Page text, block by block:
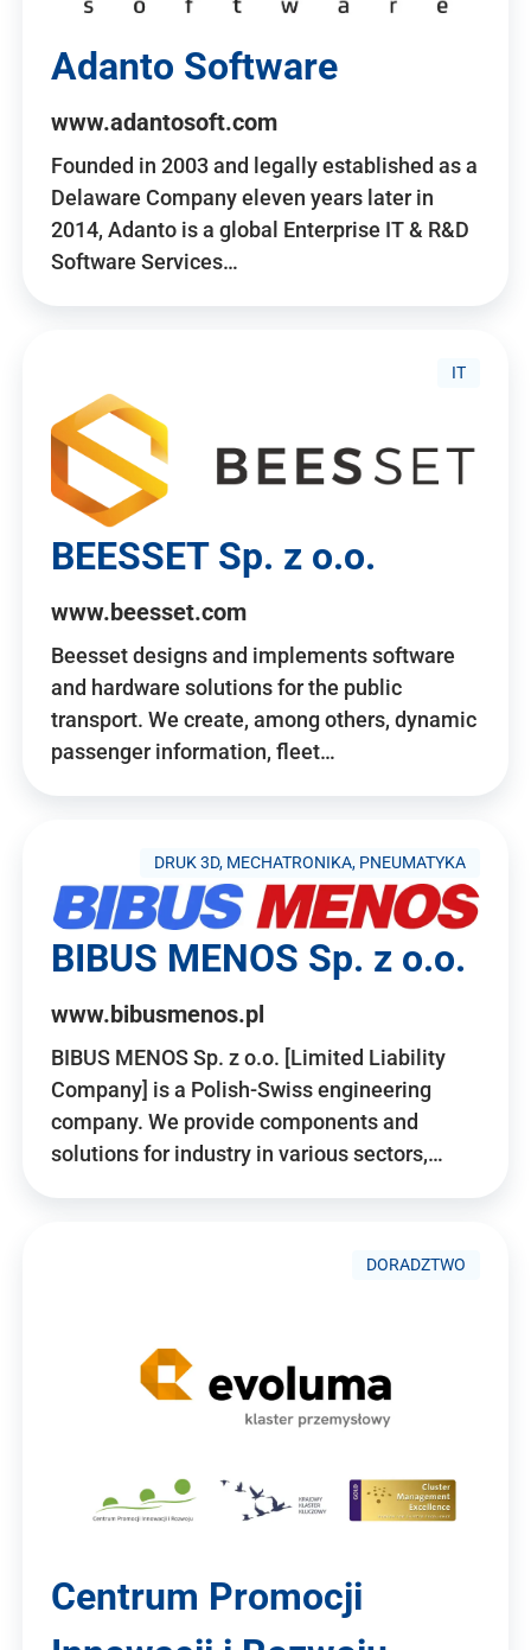
Adanto Software
www.adantosoft.com
Founded in 2003 and legally established as a
Delaware Company eleven years later in
2014, Adanto is a global Enterprise IT & R&D
Software Services…
IT
BEESSET Sp. z o.o.
www.beesset.com
Beesset designs and implements software
and hardware solutions for the public
transport. We create, among others, dynamic
passenger information, fleet…
DRUK 3D, MECHATRONIKA, PNEUMATYKA
BIBUS MENOS Sp. z o.o.
www.bibusmenos.pl
BIBUS MENOS Sp. z o.o. [Limited Liability
Company] is a Polish-Swiss engineering
company. We provide components and
solutions for industry in various sectors,…
DORADZTWO
Centrum Promocji